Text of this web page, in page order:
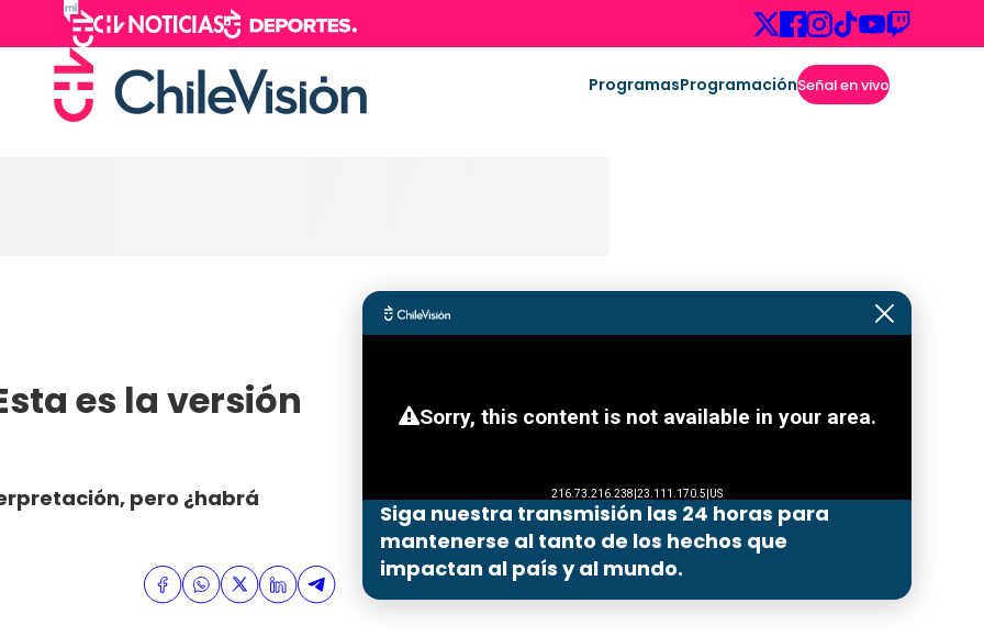
ProgramasProgramaciónSeñal en vivo
es la versión
pero ¿habrá
Siga nuestra transmisión las 24 horas para
mantenerse al tanto de los hechos que
impactan al país y al mundo.